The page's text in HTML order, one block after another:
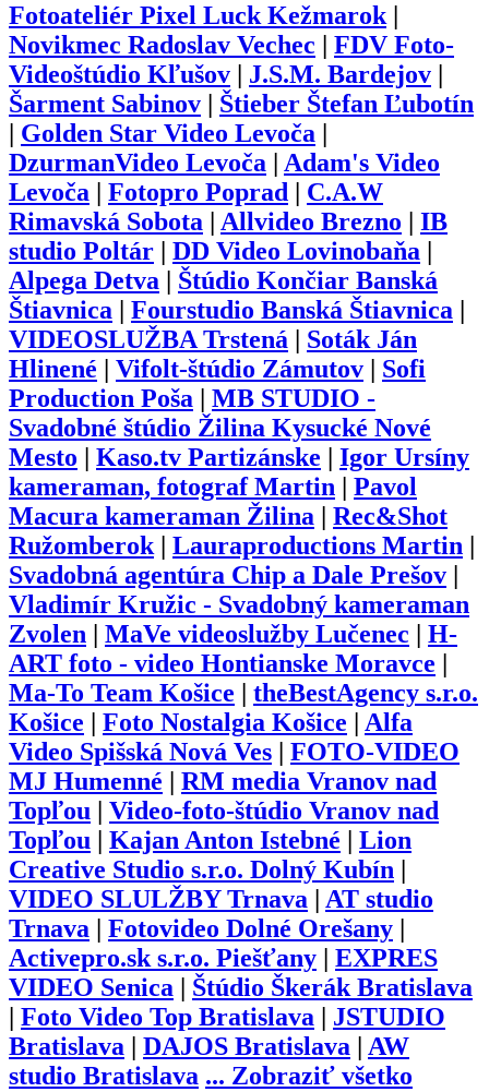
Fotoateliér Pixel Luck Kežmarok|
Novikmec Radoslav Vechec
FDV Foto-
Videoštúdio Kľušov
J.S.M. Bardejov
Šarment Sabinov
Štieber Štefan Ľubotín
Golden Star Video Levoča
DzurmanVideo Levoča
Adam's Video
Levoča
Fotopro Poprad
C.A.W
Rimavská Sobota
Allvideo Brezno
IB
studio Poltár
DD Video Lovinobaňa
Alpega Detva
Štúdio Končiar Banská
Štiavnica
Fourstudio Banská Štiavnica
VIDEOSLUŽBA Trstená
Soták Ján
Hlinené
Vifolt-štúdio Zámutov
Sofi
Production Poša
MB STUDIO -
Svadobné štúdio Žilina Kysucké Nové
Mesto
Kaso.tv Partizánske
Igor Ursíny
kameraman, fotograf Martin
Pavol
Macura kameraman Žilina
Rec&Shot
Ružomberok| Lauraproductions Martin
Svadobná agentúra Chip a Dale Prešov
Vladimír Kružic - Svadobný kameraman
Zvolen
MaVe videoslužby Lučenec
H-
ART foto - video Hontianske Moravce
Ma-To Team Košice
theBestAgency s.r.o.
Košice
Foto Nostalgia Košice
Alfa
Video Spišská Nová Ves
FOTO-VIDEO
MJ Humenné
RM media Vranov nad
Topľou
Video-foto-štúdio Vranov nad
Topľou
Kajan Anton Istebné
Lion
Creative Studio s.r.o. Dolný Kubín
VIDEO SLULŽBY Trnava
AT studio
Trnava
Fotovideo Dolné Orešany
Activepro.sk s.r.o. Piešťany
EXPRES
VIDEO Senica
Štúdio Škerák Bratislava
Foto Video Top Bratislava
JSTUDIO
Bratislava
DAJOS Bratislava
AW
studio Bratislava ... Zobraziť všetko